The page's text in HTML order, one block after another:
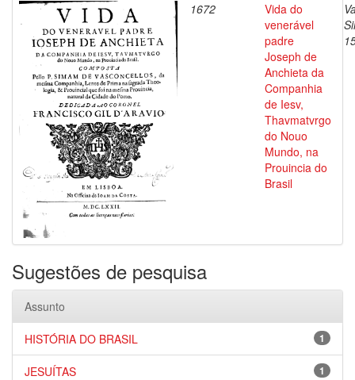
1672
Vida do
venerável
padre
Joseph de
Anchieta da
Companhia
de Iesv,
Thavmatvrgo
do Nouo
Mundo, na
Prouincia do
Brasil
Sugestões de pesquisa
Assunto
1
HISTÓRIA DO BRASIL
1
JESUÍTAS